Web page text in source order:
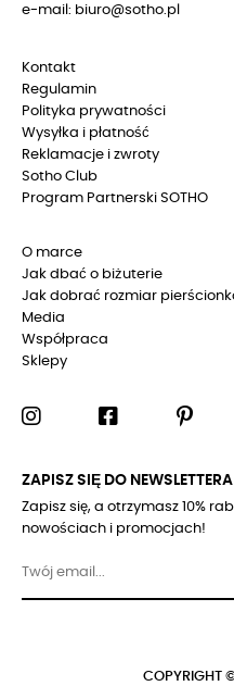
e-mail: biuro@sotho.pl
Kontakt
Regulamin
Polityka prywatności
Wysyłka i płatność
Reklamacje i zwroty
Sotho Club
Program Partnerski SOTHO
O marce
Jak dbać o biżuterie
Jak dobrać rozmiar
Media
Współpraca
Sklepy
ZAPISZ SIĘ DO NEWSLETTERA
Zapisz się, a otrzymasz 10%
nowościach i promocjach!
COPYRIGHT